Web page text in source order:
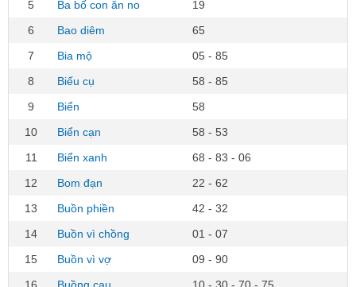
5
Ba bố con ăn no
19
6
Bao diêm
65
7
Bia mộ
05 - 85
8
Biếu cụ
58 - 85
9
Biển
58
10
Biển cạn
58 - 53
11
Biển xanh
68 - 83 - 06
12
Bom đạn
22 - 62
13
Buồn phiền
42 - 32
14
Buồn vì chồng
01 - 07
15
Buồn vì vợ
09 - 90